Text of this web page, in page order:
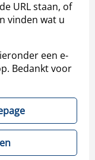
URL staan, of
vinden wat u
een e-
Bedankt voor